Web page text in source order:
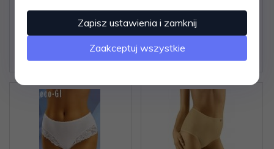
Zaloguj się aby poznać
Zaloguj się aby poznać
Zapisz ustawienia i zamknij
Zaakceptuj wszystkie